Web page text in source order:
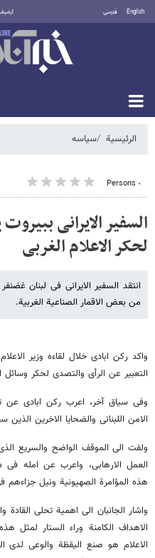
English فارسی
الرئيسية سیاسه
٠ Persons
السفیر الایرانی
لحکر الاعلام الغربی
انتقد السفیر الایرانی فی لبنان
من بعض الاقمار الصناعیة الغربیة.
واکد رکن ابادی خلال لقاءه وزیر
التعبیر عن الرأی والتصدی لحکر وسائل
وفی سیاق آخر، اعرب رکن ابادی عن
الامن اللبنانی والضحایا الاخرین الذین
ولفت الى الموقف الواضح والسریع
العمل الارهابی، واعرب عن امله
هذه المؤامرة الصهیونیة ونیل جزاءهم
واشار الجانبان الى اهمیة تحلی القادة
الاهداف الکامنة وراء الستار لمثل
الاعلام هو صنع الیقظة والوعی لدى